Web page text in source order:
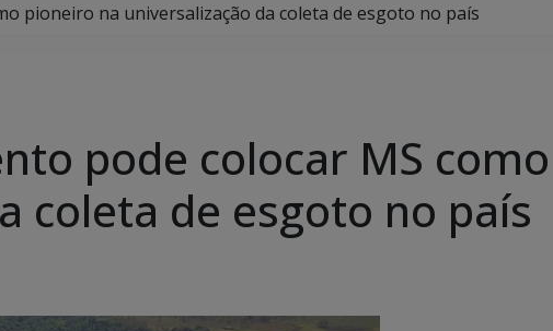
pioneiro na universalização da coleta de esgoto no país
pode colocar MS
coleta de esgoto no país